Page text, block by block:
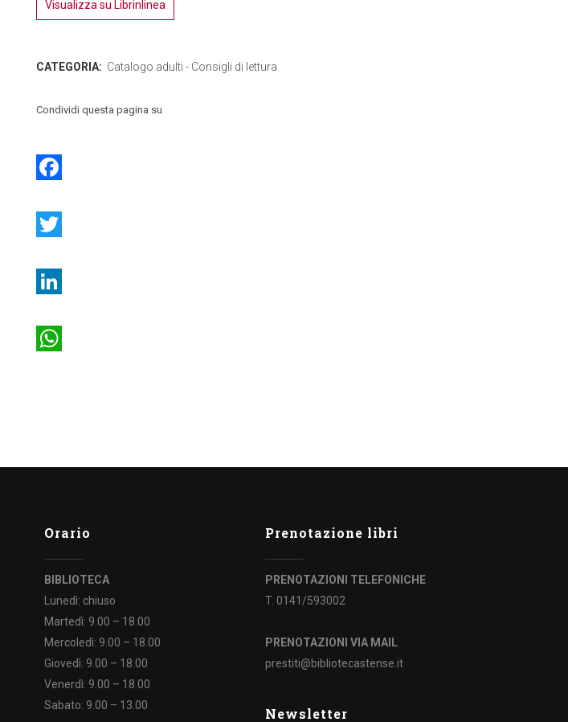
Visualizza su Librinlinea
CATEGORIA: Catalogo adulti - Consigli di lettura
Condividi questa pagina su
Orario
BIBLIOTECA
Lunedì: chiuso
Martedì: 9.00 – 18.00
Mercoledì: 9.00 – 18.00
Giovedì: 9.00 – 18.00
Venerdì: 9.00 – 18.00
Sabato: 9.00 – 13.00
Prenotazione libri
PRENOTAZIONI TELEFONICHE
T. 0141/593002
PRENOTAZIONI VIA MAIL
prestiti@bibliotecastense.it
Newsletter